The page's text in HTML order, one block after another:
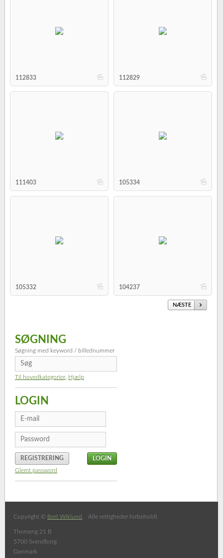
b
112833 b
112829
b
111403 b
105334
b
105332 b
104237
NÆSTE
SØGNING
Søgning med keyword / billednummer
Til hovedkategorier Hjælp
LOGIN
REGISTRERING
Glemt password
Copyright © Bert Wiklund . Alle rettigheder forbeholdt
Thorseng 21 B
5700 Svendborg
Danmark